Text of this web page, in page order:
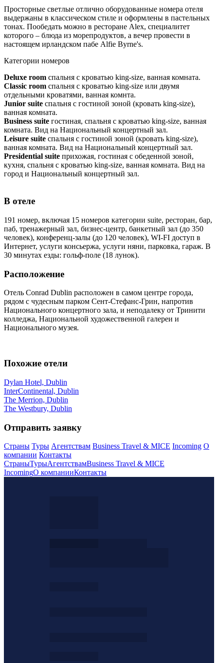
Просторные светлые отлично оборудованные номера отеля
выдержаны в классическом стиле и оформлены в пастельных
тонах. Пообедать можно в ресторане Alex, специалитет
которого – блюда из морепродуктов, а вечер провести в
настоящем ирландском пабе Alfie Byrne's.
Категории номеров
Deluxe room спальня с кроватью king-size, ванная комната.
Classic room спальня с кроватью king-size или двумя
отдельными кроватями, ванная комнта.
Junior suite спальня с гостиной зоной (кровать king-size),
ванная комната.
Business suite гостиная, спальня с кроватью king-size, ванная
комната. Вид на Национальный концертный зал.
Leisure suite спальня с гостиной зоной (кровать king-size),
ванная комната. Вид на Национальный концертный зал.
Presidential suite прихожая, гостиная с обеденной зоной,
кухня, спальня с кроватью king-size, ванная комната. Вид на
город и Национальный концертный зал.
В отеле
191 номер, включая 15 номеров категории suite, ресторан, бар,
паб, тренажерный зал, бизнес-центр, банкетный зал (до 350
человек), конференц-залы (до 120 человек), WI-FI доступ в
Интернет, услуги консьержа, услуги няни, парковка, гараж. В
30 минутах езды: гольф-поле (18 лунок).
Расположение
Отель Conrad Dublin расположен в самом центре города,
рядом с чудесным парком Сент-Стефанс-Грин, напротив
Национального концертного зала, и неподалеку от Тринити
колледжа, Национальной художественной галереи и
Национального музея.
Похожие отели
Dylan Hotel, Dublin
InterContinental, Dublin
The Merrion, Dublin
The Westbury, Dublin
Отправить заявку
Страны Туры Агентствам Business Travel & MICE Incoming О
компании Контакты
СтраныТурыАгентствамBusiness Travel & MICE
IncomingО компанииКонтакты